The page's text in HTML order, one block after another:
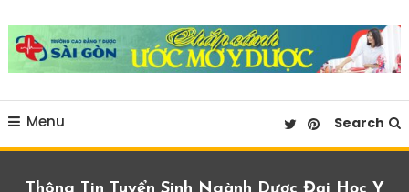
Menu Search